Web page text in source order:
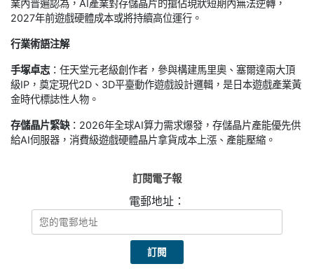
業內普遍認為，AI產業對存儲晶片的搶佔現狀短期內無法逆轉，
2027年前遊戲硬體成本或將持續高位運行。
行業術語注解
手塚卓志：任天堂元老級創作者，參與構建馬里奧、塞爾達兩大頂
級IP，奠定現代2D、3D平臺動作遊戲設計邏輯，是日本遊戲產業黃
金時代標誌性人物。
存儲晶片緊缺：2026年全球AI算力需求爆發，存儲晶片產能優先供
給AI伺服器，消費級遊戲硬體晶片拿貨成本上漲、產能壓縮。
訂閱電子報
電郵地址：